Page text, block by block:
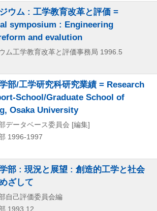
ウム : 工学教育改革と評価 =
symposium : Engineering
and evalution
ム工学教育改革と評価事務局 1996.5
部/工学研究科研究業績 = Research
School/Graduate School of
Osaka University
データベース委員会 [編集]
1996-1997
部 : 現況と展望 : 創造的工学と社会
ざして
自己評価委員会編
1993.12